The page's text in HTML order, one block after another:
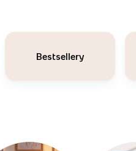
Bestsellery